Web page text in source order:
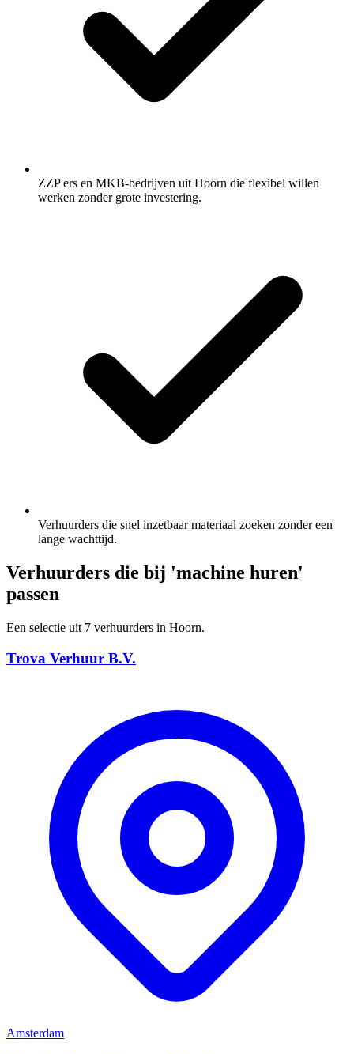
ZZP'ers en MKB-bedrijven uit Hoorn die flexibel willen
werken zonder grote investering.
Verhuurders die snel inzetbaar materiaal zoeken zonder een
lange wachttijd.
Verhuurders die bij 'machine huren'
passen
Een selectie uit 7 verhuurders in Hoorn.
Trova Verhuur B.V.
Amsterdam